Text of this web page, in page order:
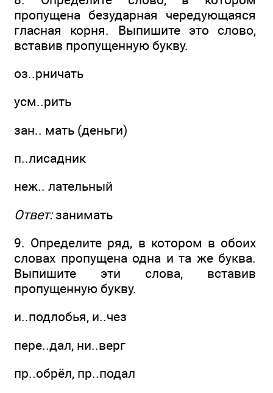
пропущена безударная чередующаяся
гласная корня. Выпишите это слово,
вставив пропущенную букву.
оз..рничать
усм..рить
зан.. мать (деньги)
п..лисадник
неж.. лательный
Ответ:занимать
9. Определите ряд, в котором в обоих
словах пропущена одна и та же буква.
Выпишите эти слова, вставив
пропущенную букву.
и..подлобья, и..чез
пере..дал, ни..верг
пр..обрёл, пр..подал